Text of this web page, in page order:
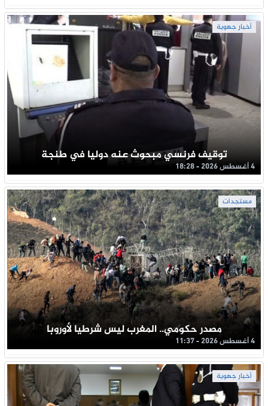
أخبار جهوية
توقيف فرنسي مبحوث عنه دوليا في طنجة
4 أغسطس 2026 - 18:28
مستجدات
مصدر حكومي.. المغرب ليس شرطيا لأوروبا
4 أغسطس 2026 - 11:37
أخبار جهوية